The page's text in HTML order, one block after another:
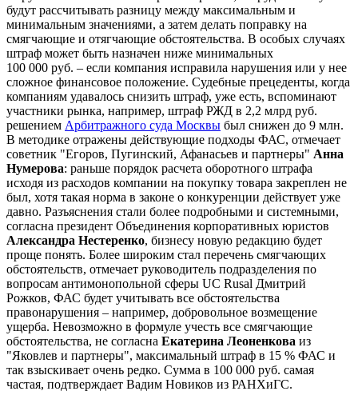
будут рассчитывать разницу между максимальным и
минимальным значениями, а затем делать поправку на
смягчающие и отягчающие обстоятельства. В особых случаях
штраф может быть назначен ниже минимальных
100 000 руб. – если компания исправила нарушения или у нее
сложное финансовое положение. Судебные прецеденты, когда
компаниям удавалось снизить штраф, уже есть, вспоминают
участники рынка, например, штраф РЖД в 2,2 млрд руб.
решением Арбитражного суда Москвы был снижен до 9 млн.
В методике отражены действующие подходы ФАС, отмечает
советник "Егоров, Пугинский, Афанасьев и партнеры" Анна
Нумерова: раньше порядок расчета оборотного штрафа
исходя из расходов компании на покупку товара закреплен не
был, хотя такая норма в законе о конкуренции действует уже
давно. Разъяснения стали более подробными и системными,
согласна президент Объединения корпоративных юристов
Александра Нестеренко, бизнесу новую редакцию будет
проще понять. Более широким стал перечень смягчающих
обстоятельств, отмечает руководитель подразделения по
вопросам антимонопольной сферы UC Rusal Дмитрий
Рожков, ФАС будет учитывать все обстоятельства
правонарушения – например, добровольное возмещение
ущерба. Невозможно в формуле учесть все смягчающие
обстоятельства, не согласна Екатерина Леоненкова из
"Яковлев и партнеры", максимальный штраф в 15 % ФАС и
так взыскивает очень редко. Сумма в 100 000 руб. самая
частая, подтверждает Вадим Новиков из РАНХиГС.